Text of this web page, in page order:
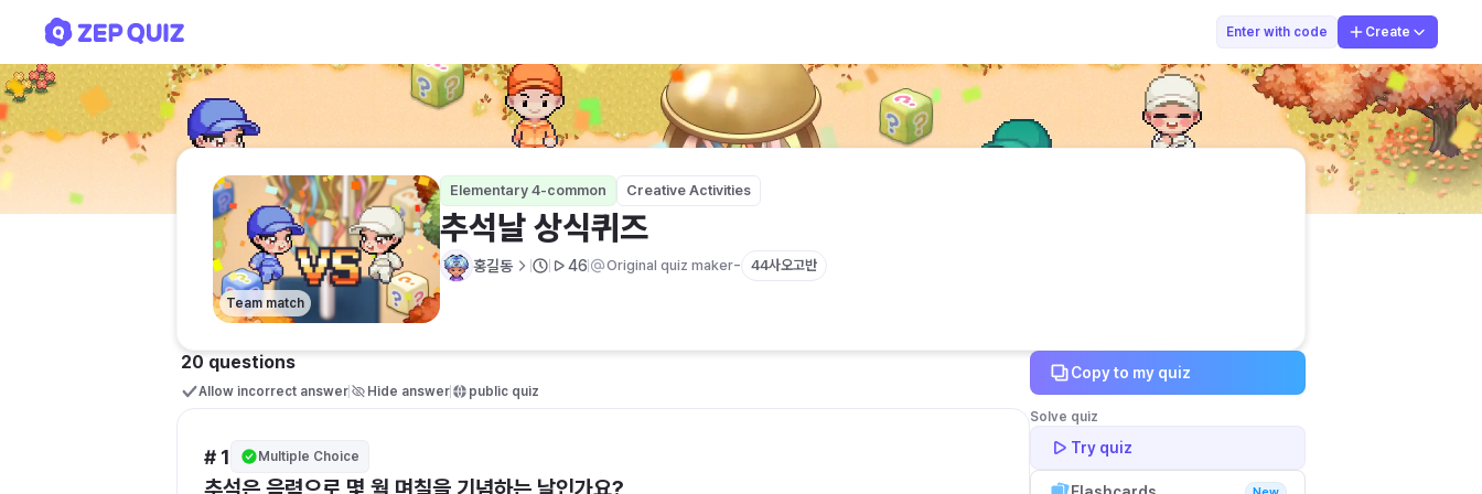
Enter with code Create
홍길동
Team match
Elementary 4-common Creative Activities
추석날 상식퀴즈
홍길동 46 Original quiz maker- 44사오고반
20 questions
Allow incorrect answer Hide answer public quiz
# 1 Multiple Choice
추석은 음력으로 몇 월 며칠을 기념하는 날인가요?
Copy to my quiz
Solve quiz
Try quiz